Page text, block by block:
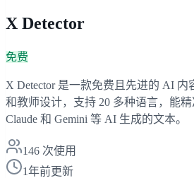
X Detector
免费
X Detector 是一款免费且先进的 AI 内
和教师设计，支持 20 多种语言，能精
Claude 和 Gemini 等 AI 生成的文本。
146 次使用
1年前更新